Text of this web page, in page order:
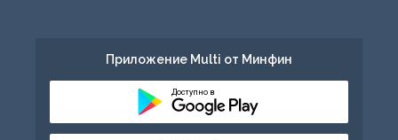
Приложение Multi от Минфин
Доступно в